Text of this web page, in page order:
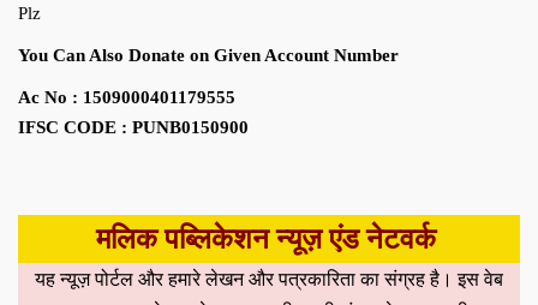
Plz
You Can Also Donate on Given Account Number
Ac No : 1509000401179555
IFSC CODE : PUNB0150900
मलिक पब्लिकेशन न्यूज़ एंड नेटवर्क
यह न्यूज़ पोर्टल और हमारे लेखन और पत्रकारिता का संग्रह है। इस वेब